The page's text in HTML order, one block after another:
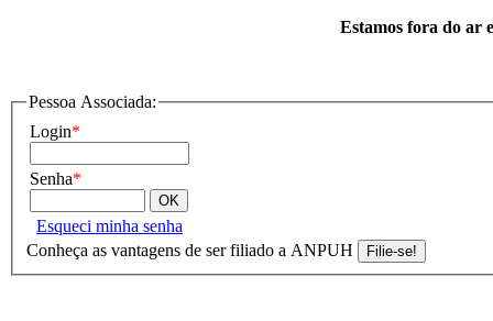
Estamos fora do ar
Pessoa Associada:
Login*
Senha*
Esqueci minha senha
Conheça as vantagens de ser filiado a ANPUH